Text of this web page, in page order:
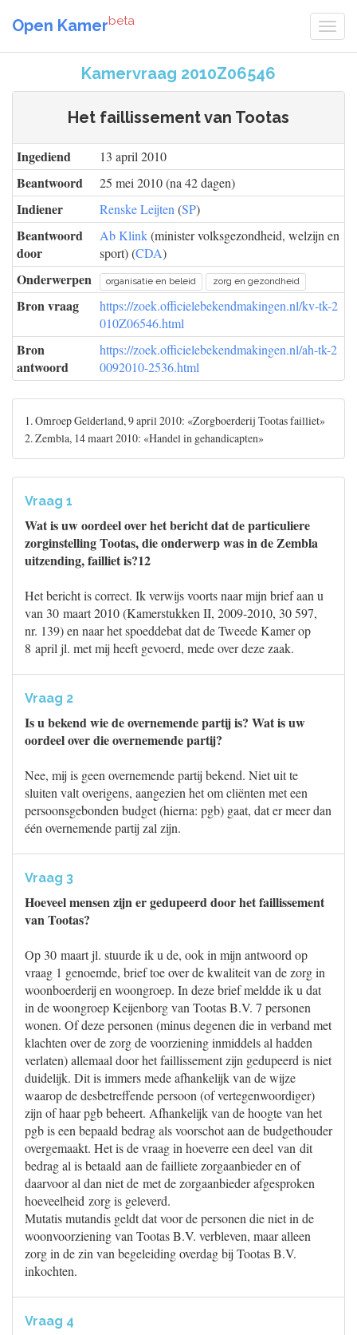
Open Kamerbeta
Kamervraag 2010Z06546
Het faillissement van Tootas
Ingediend 13 april 2010
Beantwoord 25 mei 2010 (na 42 dagen)
Indiener Renske Leijten (SP)
Beantwoord
door
Ab Klink(minister volksgezondheid, welzijn en
sport) (CDA)
Onderwerpen organisatie en beleid zorg en gezondheid
Bron vraag
https://zoek.officielebekendmakingen.nl/kv-tk-2
010Z06546.html
Bron
antwoord
https://zoek.officielebekendmakingen.nl/ah-tk-2
0092010-2536.html
1. Omroep Gelderland, 9 april 2010: «Zorgboerderij Tootas failliet»
2. Zembla, 14 maart 2010: «Handel in gehandicapten»
Vraag 1
Wat is uw oordeel over het bericht dat de particuliere
zorginstelling Tootas, die onderwerp was in de Zembla
uitzending, failliet is?12
Het bericht is correct. Ik verwijs voorts naar mijn brief aan u
van 30 maart 2010 (Kamerstukken II, 2009-2010, 30 597,
nr. 139) en naar het spoeddebat dat de Tweede Kamer op
8 april jl. met mij heeft gevoerd, mede over deze zaak.
Vraag 2
Is u bekend wie de overnemende partij is? Wat is uw
oordeel over die overnemende partij?
Nee, mij is geen overnemende partij bekend. Niet uit te
sluiten valt overigens, aangezien het om cliënten met een
persoonsgebonden budget (hierna: pgb) gaat, dat er meer dan
één overnemende partij zal zijn.
Vraag 3
Hoeveel mensen zijn er gedupeerd door het faillissement
van Tootas?
Op 30 maart jl. stuurde ik u de, ook in mijn antwoord op
vraag 1 genoemde, brief toe over de kwaliteit van de zorg in
woonboerderij en woongroep. In deze brief meldde ik u dat
in de woongroep Keijenborg van Tootas B.V. 7 personen
wonen. Of deze personen (minus degenen die in verband met
klachten over de zorg de voorziening inmiddels al hadden
verlaten) allemaal door het faillissement zijn gedupeerd is niet
duidelijk. Dit is immers mede afhankelijk van de wijze
waarop de desbetreffende persoon (of vertegenwoordiger)
zijn of haar pgb beheert. Afhankelijk van de hoogte van het
pgb is een bepaald bedrag als voorschot aan de budgethouder
overgemaakt. Het is de vraag in hoeverre een deel van dit
bedrag al is betaald aan de failliete zorgaanbieder en of
daarvoor al dan niet de met de zorgaanbieder afgesproken
hoeveelheid zorg is geleverd.
Mutatis mutandis geldt dat voor de personen die niet in de
woonvoorziening van Tootas B.V. verbleven, maar alleen
zorg in de zin van begeleiding overdag bij Tootas B.V.
inkochten.
Vraag 4